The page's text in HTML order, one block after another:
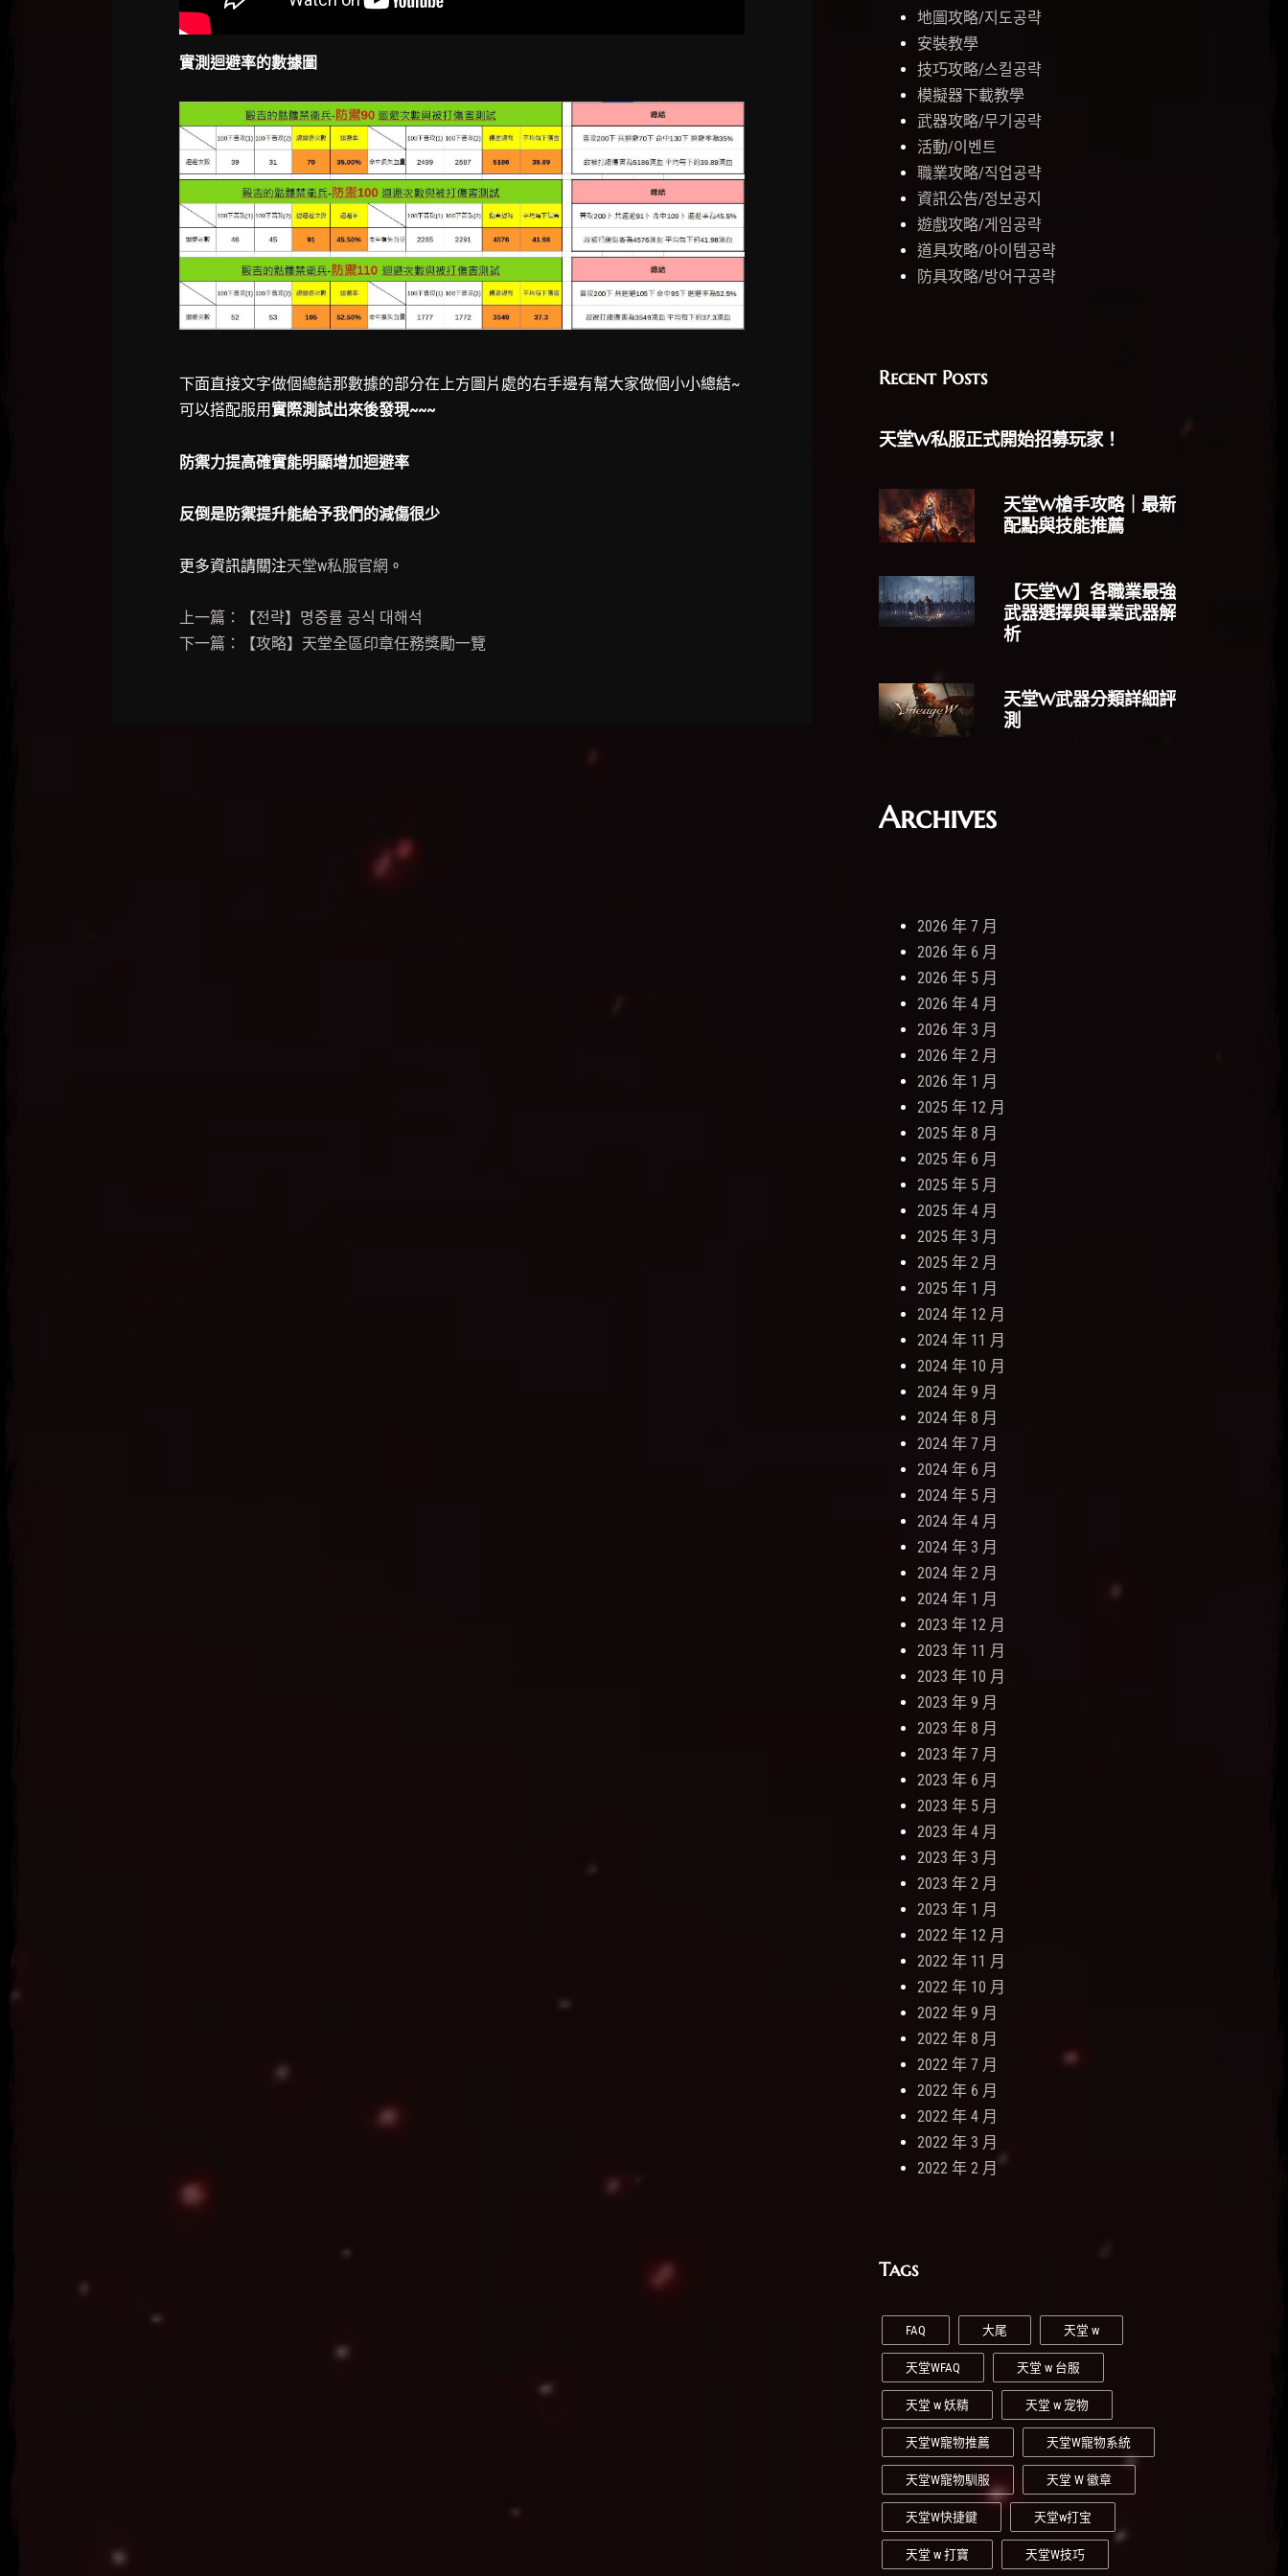
實測迴避率的數據圖
下面直接文字做個總結那數據的部分在上方圖片處的右手邊有幫大家做個小小總結~
可以搭配服用實際測試出來後發現~~~
防禦力提高確實能明顯增加迴避率
反倒是防禦提升能給予我們的減傷很少
更多資訊請關注天堂w私服官網 。
上一篇：【전략】명중률 공식 대해석
下一篇：【攻略】天堂全區印章任務獎勵一覽
地圖攻略/지도공략
安裝教學
技巧攻略/스킬공략
模擬器下載教學
武器攻略/무기공략
活動/이벤트
職業攻略/직업공략
資訊公告/정보공지
遊戲攻略/게임공략
道具攻略/아이템공략
防具攻略/방어구공략
Recent Posts
天堂W私服正式開始招募玩家！
天堂W槍手攻略｜最新
配點與技能推薦
【天堂W】各職業最強
武器選擇與畢業武器解
析
天堂W武器分類詳細評
測
Archives
2026 年 7 月
2026 年 6 月
2026 年 5 月
2026 年 4 月
2026 年 3 月
2026 年 2 月
2026 年 1 月
2025 年 12 月
2025 年 8 月
2025 年 6 月
2025 年 5 月
2025 年 4 月
2025 年 3 月
2025 年 2 月
2025 年 1 月
2024 年 12 月
2024 年 11 月
2024 年 10 月
2024 年 9 月
2024 年 8 月
2024 年 7 月
2024 年 6 月
2024 年 5 月
2024 年 4 月
2024 年 3 月
2024 年 2 月
2024 年 1 月
2023 年 12 月
2023 年 11 月
2023 年 10 月
2023 年 9 月
2023 年 8 月
2023 年 7 月
2023 年 6 月
2023 年 5 月
2023 年 4 月
2023 年 3 月
2023 年 2 月
2023 年 1 月
2022 年 12 月
2022 年 11 月
2022 年 10 月
2022 年 9 月
2022 年 8 月
2022 年 7 月
2022 年 6 月
2022 年 4 月
2022 年 3 月
2022 年 2 月
Tags
FAQ 大尾 天堂 w
天堂WFAQ 天堂 w 台服
天堂 w 妖精 天堂 w 宠物
天堂W寵物推薦 天堂W寵物系統
天堂W寵物馴服 天堂 W 徽章
天堂W快捷鍵 天堂w打宝
天堂 w 打寶 天堂W技巧